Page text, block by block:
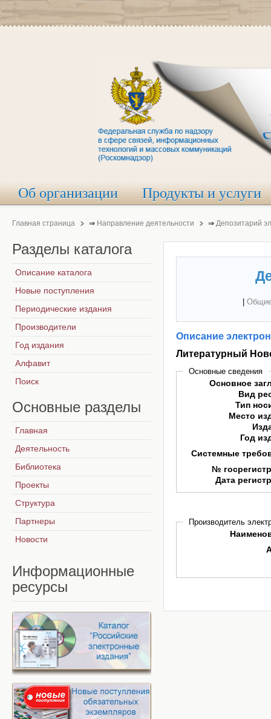
Об организации Продукты и услуги
Главная страница ⇒ Направление деятельности ⇒ Депозитарий
Описание
Литературный
Основные сведения
Основное
Вид
Тип
Место
Год
Системные
№
Дата
Производитель
Разделы каталога
Описание каталога
Новые поступления
Периодические издания
Производители
Год издания
Алфавит
Поиск
Основные разделы
Главная
Деятельность
Библиотека
Проекты
Структура
Партнеры
Новости
Информационные
ресурсы